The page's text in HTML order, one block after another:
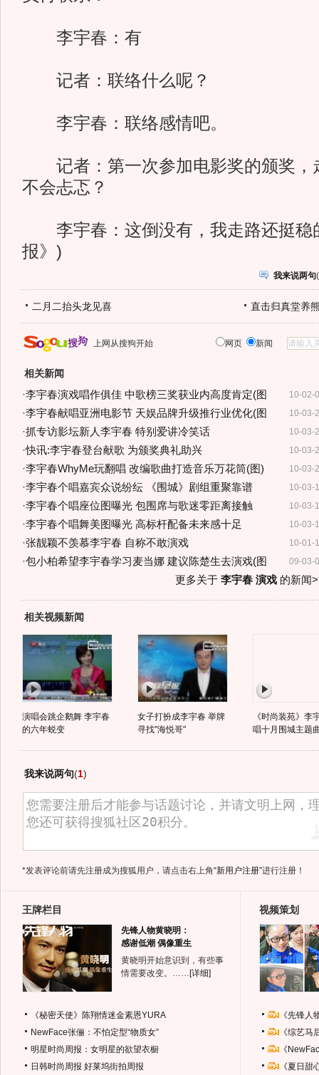
李宇春：有
记者：联络什么呢？
李宇春：联络感情吧。
记者：第一次参加电影奖的颁奖，
不会忐忑？
李宇春：这倒没有，我走路还挺稳
报》)
我来说两句(
二月二抬头龙见喜 直击归真堂养
上网从搜狗开始 网页 新闻
相关新闻
10-02-
·李宇春演戏唱作俱佳 中歌榜三奖获业内高度肯定(图
10-03-
·李宇春献唱亚洲电影节 天娱品牌升级推行业优化(图
10-03-
·抓专访影坛新人李宇春 特别爱讲冷笑话
10-03-
·快讯:李宇春登台献歌 为颁奖典礼助兴
10-03-
·李宇春WhyMe玩翻唱 改编歌曲打造音乐万花筒(图)
10-03-
·李宇春个唱嘉宾众说纷纭 《围城》剧组重聚靠谱
10-03-
·李宇春个唱座位图曝光 包围席与歌迷零距离接触
10-03-
·李宇春个唱舞美图曝光 高标杆配备未来感十足
10-01-
·张靓颖不羡慕李宇春 自称不敢演戏
09-03-
·包小柏希望李宇春学习麦当娜 建议陈楚生去演戏(图
更多关于 李宇春 演戏的新闻
相关视频新闻
演唱会跳企鹅舞 李宇春
的六年蜕变
女子打扮成李宇春 举牌
寻找"海悦哥"
《时尚装苑》李
唱十月围城主题
我来说两句(1)
*发表评论前请先注册成为搜狐用户，请点击右上角“新用户注册”进行注册！
王牌栏目
先锋人物黄晓明：
感谢低潮 偶像重生
黄晓明开始意识到，有些事
情需要改变。…… [详细]
《秘密天使》陈翔情迷金素恩YURA
NewFace张俪：不怕定型“物质女”
明星时尚周报：女明星的欲望衣橱
日韩时尚周报 好莱坞街拍周报
视频策划
《先锋
《综艺
《
《夏日